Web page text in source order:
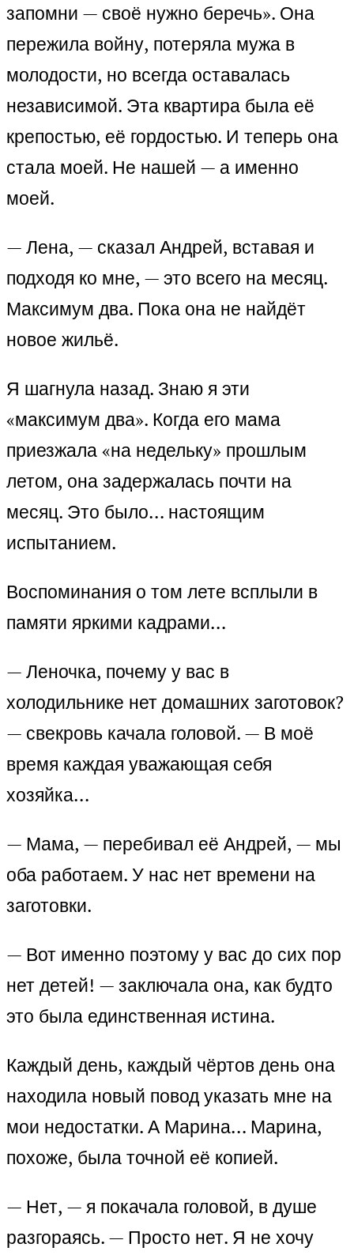
запомни — своё нужно беречь». Она
пережила войну, потеряла мужа в
молодости, но всегда оставалась
независимой. Эта квартира была её
крепостью, её гордостью. И теперь она
стала моей. Не нашей — а именно
моей.
— Лена, — сказал Андрей, вставая и
подходя ко мне, — это всего на месяц.
Максимум два. Пока она не найдёт
новое жильё.
Я шагнула назад. Знаю я эти
«максимум два». Когда его мама
приезжала «на недельку» прошлым
летом, она задержалась почти на
месяц. Это было… настоящим
испытанием.
Воспоминания о том лете всплыли в
памяти яркими кадрами…
— Леночка, почему у вас в
холодильнике нет домашних заготовок?
— свекровь качала головой. — В моё
время каждая уважающая себя
хозяйка…
— Мама, — перебивал её Андрей, — мы
оба работаем. У нас нет времени на
заготовки.
— Вот именно поэтому у вас до сих пор
нет детей! — заключала она, как будто
это была единственная истина.
Каждый день, каждый чёртов день она
находила новый повод указать мне на
мои недостатки. А Марина… Марина,
похоже, была точной её копией.
— Нет, — я покачала головой, в душе
разгораясь. — Просто нет. Я не хочу